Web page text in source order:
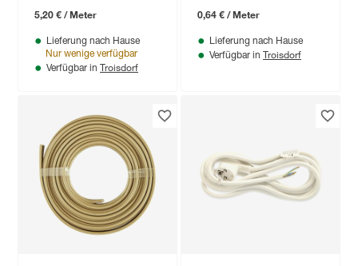
5,20 € / Meter
Lieferung nach Hause
Nur wenige verfügbar
Verfügbar in Troisdorf
0,64 € / Meter
Lieferung nach Hause
Verfügbar in Troisdorf